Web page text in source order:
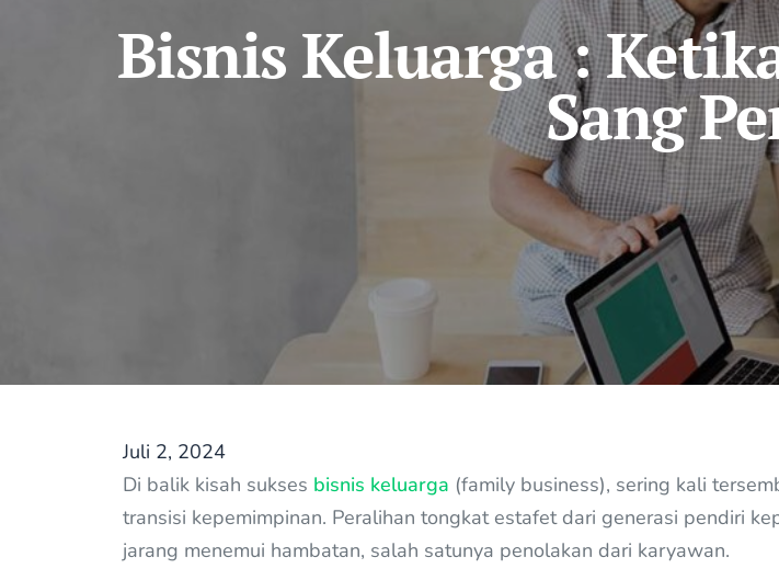
Bisnis Keluarga :
Sang
Juli 2, 2024
Di balik kisah sukses bisnis keluarga (family business), sering kali
transisi kepemimpinan. Peralihan tongkat estafet dari generasi pendiri
jarang menemui hambatan, salah satunya penolakan dari karyawan.